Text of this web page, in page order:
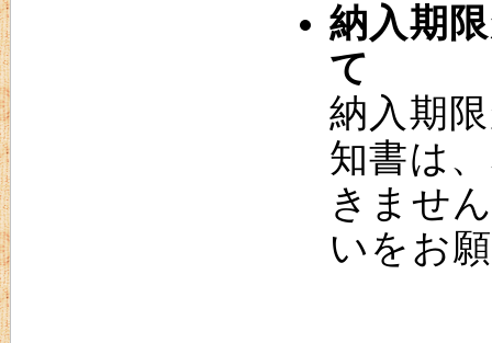
納入期
て
納入期
知書は
きませ
いをお